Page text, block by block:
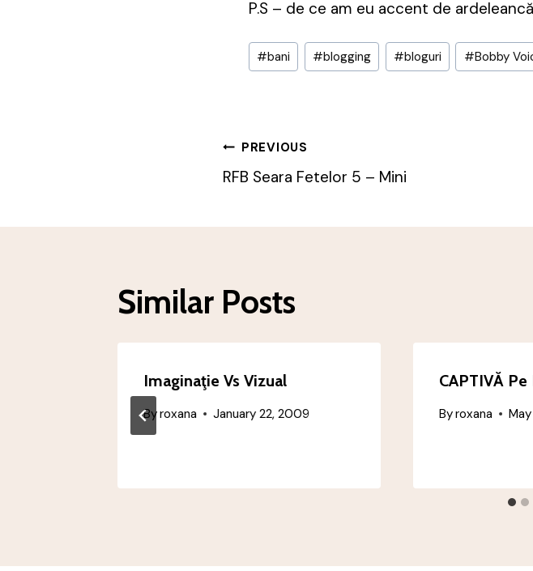
P.S – de ce am eu accent de
Post
Tags:
#bani #blogging #bloguri #Bobby
Post
PREVIOUS
RFB Seara Fetelor 5 – Mini
Similar Posts
Imaginaţie Vs Vizual
Byroxana January 22, 2009
CAPTIVĂ Pe
Byroxana